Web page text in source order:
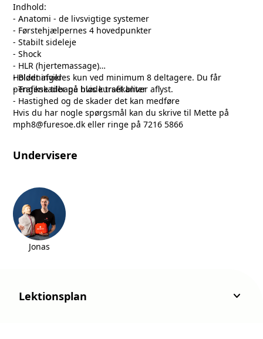
Indhold:
- Anatomi - de livsvigtige systemer
- Førstehjælpernes 4 hovedpunkter
- Stabilt sideleje
- Shock
- HLR (hjertemassage)
- Blødninger
- Trafikskader på bløde trafikanter
- Hastighed og de skader det kan medføre
Holdet afvikles kun ved minimum 8 deltagere. Du får
pengene tilbage hvis kurset bliver aflyst.
Hvis du har nogle spørgsmål kan du skrive til Mette på
mph8@furesoe.dk eller ringe på 7216 5866
Undervisere
Jonas
Lektionsplan keyboard_arrow_down